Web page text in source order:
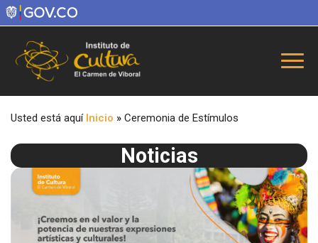
Usted está aquí Inicio » Ceremonia de Estímulos
Noticias